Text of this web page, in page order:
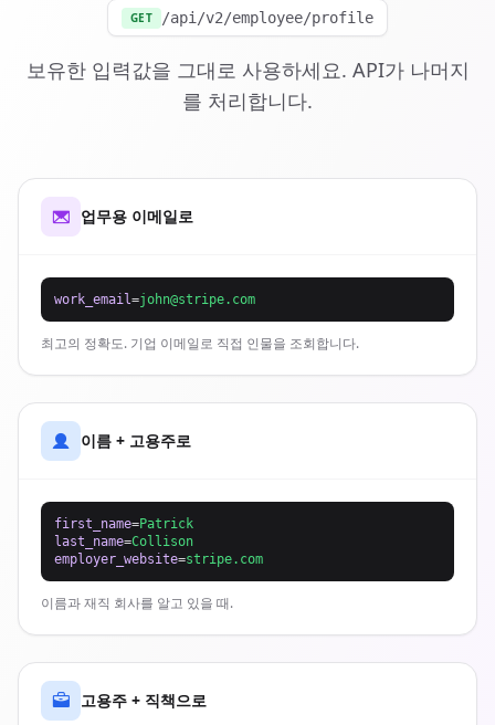
GET /api/v2/employee/profile
보유한 입력값을 그대로 사용하세요. API가 나머지
를 처리합니다.
업무용 이메일로
work_email=john@stripe.com
최고의 정확도. 기업 이메일로 직접 인물을 조회합니다.
이름 + 고용주로
first_name=Patrick
last_name=Collison
employer_website=stripe.com
이름과 재직 회사를 알고 있을 때.
고용주 + 직책으로